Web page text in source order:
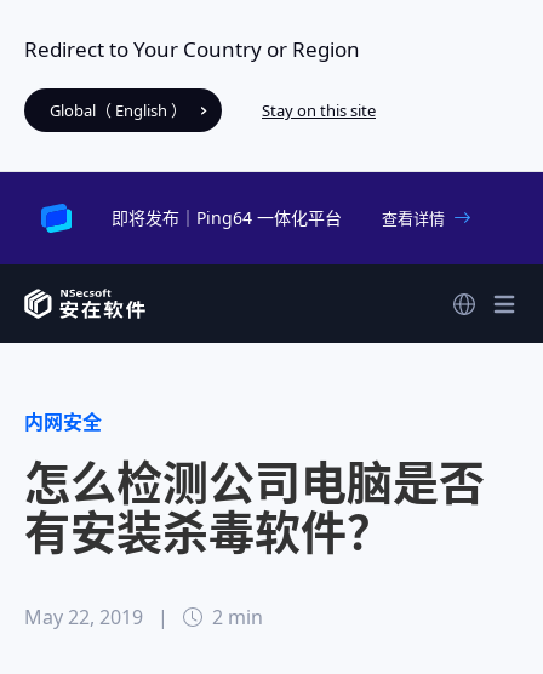
Redirect to Your Country or Region
Global（ English ） Stay on this site
即将发布｜Ping64 一体化平台 查看详情
内网安全
怎么检测公司电脑是否
有安装杀毒软件？
May 22, 2019 | 2 min